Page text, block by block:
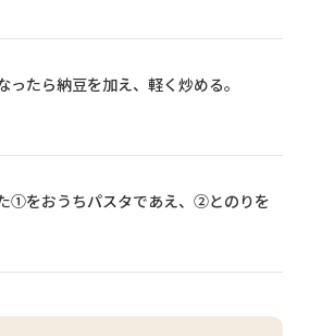
ったら納豆を加え、軽く炒める。
①をおうちパスタであえ、②とのりを